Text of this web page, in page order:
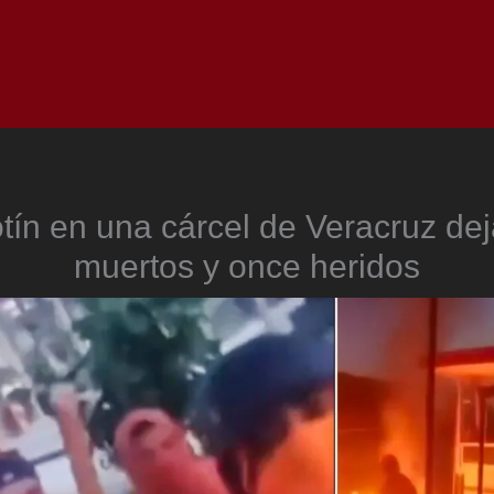
en una cárcel de Veracruz
muertos y once heridos